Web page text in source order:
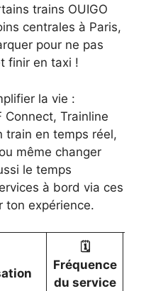
trains OUIGO
centrales à Paris,
pour ne pas
finir en taxi !
la vie :
Connect, Trainline
train en temps réel,
même changer
le temps
à bord via ces
ton expérience.
🗓
Fréquence
du service